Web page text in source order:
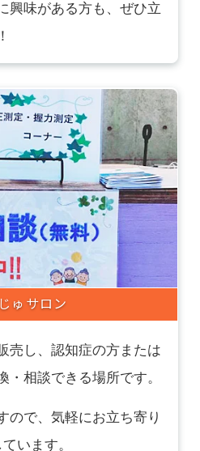
興味がある方も、ぜひ立
ゅサロン
売し、認知症の方または
・相談できる場所です。
ので、気軽にお立ち寄り
います。